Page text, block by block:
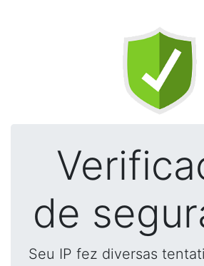
de
Seu IP fez diversas